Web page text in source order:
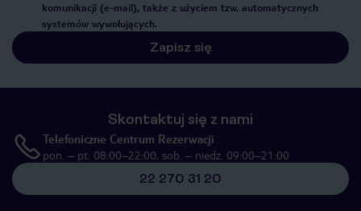
komunikacji (e-mail), także z użyciem tzw. automatycznych
systemów wywołujących.
Zapisz się
Skontaktuj się z nami
Telefoniczne Centrum Rezerwacji
pon. – pt. 08:00–22:00, sob. – niedz. 09:00–21:00
22 270 31 20